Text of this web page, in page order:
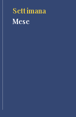
Settimana
Mese